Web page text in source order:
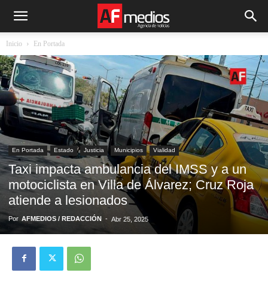
Inicio En Portada
En Portada Estado Justicia Municipios Vialidad
Taxi impacta ambulancia del IMSS y a un
motociclista en Villa de Álvarez; Cruz Roja
atiende a lesionados
Por AFMEDIOS / REDACCIÓN - Abr 25, 2025